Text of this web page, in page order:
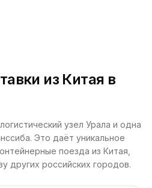
из Китая в
узел Урала и одна
Это даёт уникальное
поезда из Китая,
других российских городов.